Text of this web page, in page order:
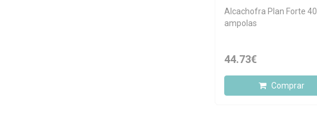
Alcachofra Plan Forte 40
ampolas
44.73€
Comprar